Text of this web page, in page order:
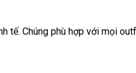
tế. Chúng phù hợp với mọi